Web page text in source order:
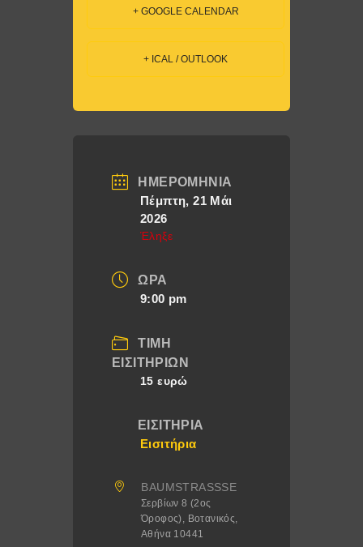
+ GOOGLE CALENDAR
+ ICAL / OUTLOOK
ΗΜΕΡΟΜΗΝΊΑ
Πέμπτη, 21 Μάι
2026
Έληξε
ΏΡΑ
9:00 pm
ΤΙΜΉ
ΕΙΣΙΤΗΡΊΩΝ
15 ευρώ
ΕΙΣΙΤΉΡΙΑ
Εισιτήρια
BAUMSTRASSSE
Σερβίων 8 (2ος
Όροφος), Βοτανικός,
Αθήνα 10441